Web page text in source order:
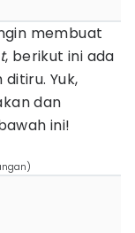
membuat
, berikut ini ada
Yuk,
dan
ini!